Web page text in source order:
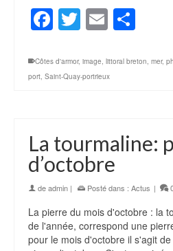
Facebook
Twitter
Email
Côtes d'armor, image, littoral breton, mer,
port, Saint-Quay-portrieux
La tourmaline:
d’octobre
deadmin | Posté dans : Actus |
La pierre du mois d'octobre : la
de l'année, correspond une
pour le mois d'octobre il s'agit